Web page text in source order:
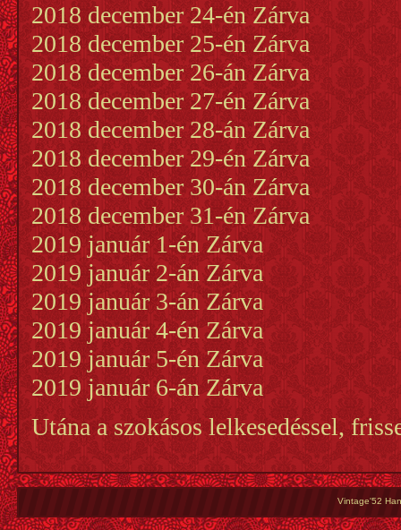
2018 december 24-én Zárva
2018 december 25-én Zárva
2018 december 26-án Zárva
2018 december 27-én Zárva
2018 december 28-án Zárva
2018 december 29-én Zárva
2018 december 30-án Zárva
2018 december 31-én Zárva
2019 január 1-én Zárva
2019 január 2-án Zárva
2019 január 3-án Zárva
2019 január 4-én Zárva
2019 január 5-én Zárva
2019 január 6-án Zárva
Utána a szokásos lelkesedéssel,
Vintage'52